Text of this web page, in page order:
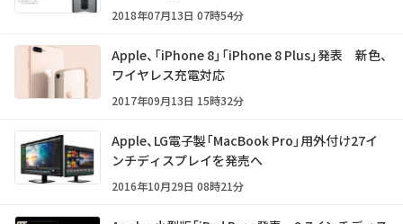
2018年07月13日 07時54分
Apple、「iPhone 8」「iPhone 8 Plus」発表 新色、
ワイヤレス充電対応
2017年09月13日 15時32分
Apple、LG電子製「MacBook Pro」用外付け27イ
ンチディスプレイを発売へ
2016年10月29日 08時21分